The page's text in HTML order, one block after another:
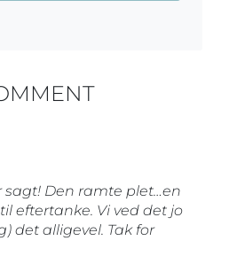
sagt! Den ramte plet…en
eftertanke. Vi ved det jo
det alligevel. Tak for